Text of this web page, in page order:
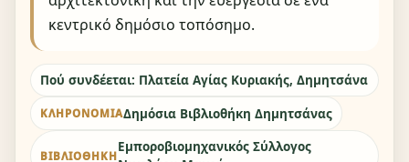
κεντρικό δημόσιο τοπόσημο.
Πού συνδέεται: Πλατεία Αγίας Κυριακής, Δημητσάνα
ΚΛΗΡΟΝΟΜΙΆΔημόσια Βιβλιοθήκη Δημητσάνας
ΒΙΒΛΙΟΘΉΚΗ
Εμποροβιομηχανικός Σύλλογος